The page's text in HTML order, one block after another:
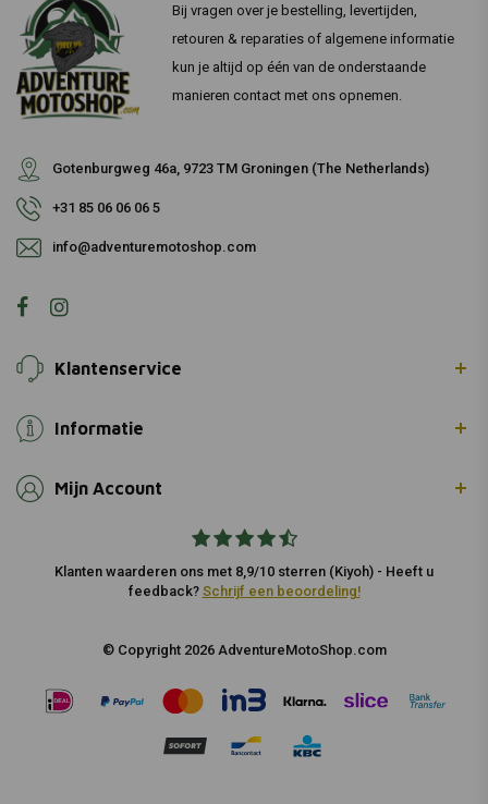
Bij vragen over je bestelling, levertijden,
retouren & reparaties of algemene informatie
kun je altijd op één van de onderstaande
manieren contact met ons opnemen.
Gotenburgweg 46a, 9723 TM Groningen (The Netherlands)
+31 85 06 06 06 5
info@adventuremotoshop.com
Klantenservice
Informatie
Mijn Account
Klanten waarderen ons met 8,9/10 sterren (Kiyoh) - Heeft u
feedback? Schrijf een beoordeling!
© Copyright 2026 AdventureMotoShop.com